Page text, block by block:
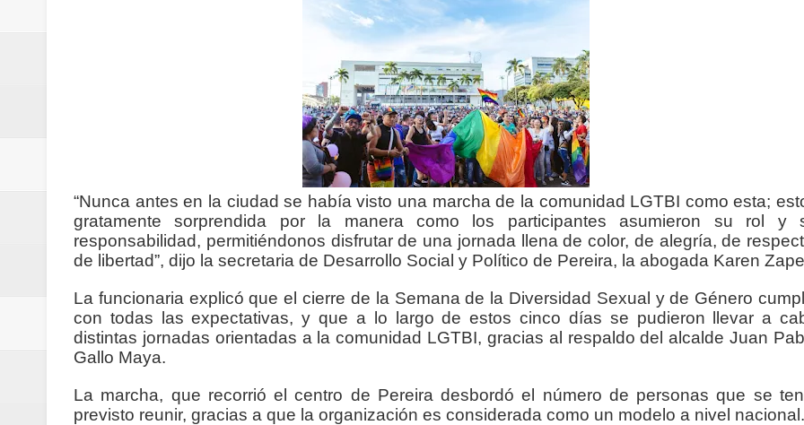
Regionetnoticias / Valle del Cauca tiene listo su plan de seguridad para recibir delegaciones y
Regionetnoticias / La Alcaldía de Pereira continúa renovando espacios comunitarios que llevaban
Regionetnoticias / Agua potable transforma la vida de 68 estudiantes rurales en Filadelfia gracias
Caldas
Regionetnoticias / Población vulnerable en Tuluá tendrá comedor comunitario gracias al
Vallecaucana
Regionetnoticias / Villarrica avanza hacia una ruta definitiva de reasentamiento
calle San Juan de Dios del Centro Histórico
“Nunca antes en la ciudad se había visto una marcha de la comunidad LGTBI como esta;
gratamente sorprendida por la manera como los participantes asumieron su rol y
responsabilidad, permitiéndonos disfrutar de una jornada llena de color, de alegría, de
de libertad”, dijo la secretaria de Desarrollo Social y Político de Pereira, la abogada Karen
La funcionaria explicó que el cierre de la Semana de la Diversidad Sexual y de Género
con todas las expectativas, y que a lo largo de estos cinco días se pudieron llevar a
distintas jornadas orientadas a la comunidad LGTBI, gracias al respaldo del alcalde Juan
Gallo Maya.
La marcha, que recorrió el centro de Pereira desbordó el número de personas que se
previsto reunir, gracias a que la organización es considerada como un modelo a nivel nacional.